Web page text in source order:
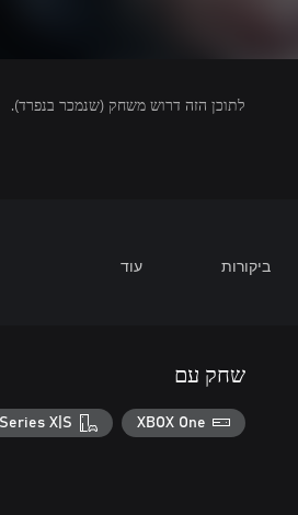
לתוכן הזה דרוש משחק (שנמכר בנפרד).
ביקורות עוד
שחק עם
XBOX One
X|S